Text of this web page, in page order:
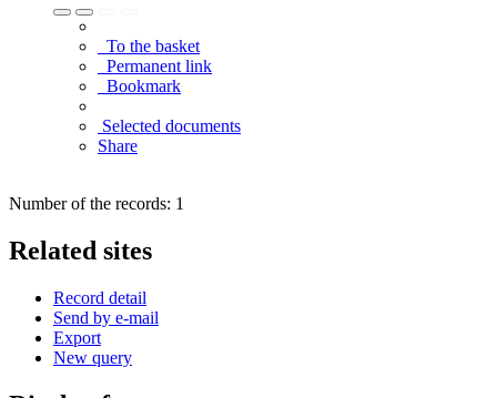
To the basket
Permanent link
Bookmark
Selected documents
Share
Number of the records: 1
Related sites
Record detail
Send by e-mail
Export
New query